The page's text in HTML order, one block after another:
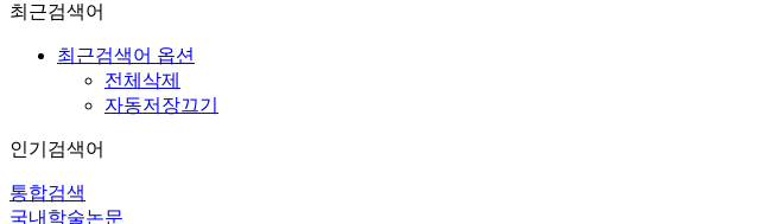
최근검색어
최근검색어 옵션
전체삭제
자동저장끄기
인기검색어
통합검색
국내학술논문